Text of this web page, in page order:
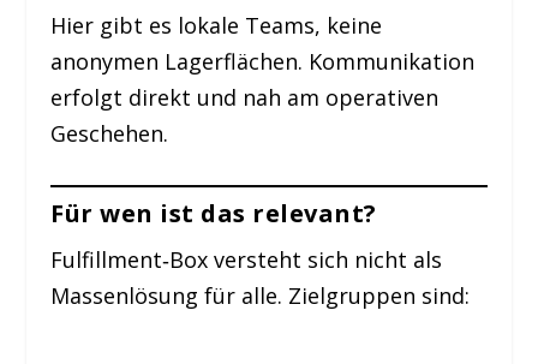
Hier gibt es lokale Teams, keine
anonymen Lagerflächen. Kommunikation
erfolgt direkt und nah am operativen
Geschehen.
Für wen ist das relevant?
Fulfillment‑Box versteht sich nicht als
Massenlösung für alle. Zielgruppen sind: